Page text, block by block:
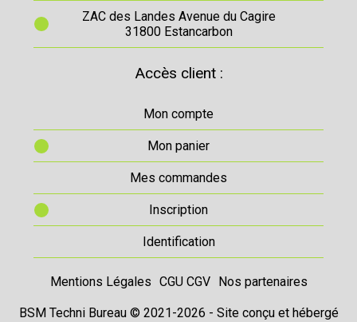
ZAC des Landes Avenue du Cagire
31800 Estancarbon
Accès client :
Mon compte
Mon panier
Mes commandes
Inscription
Identification
Mentions Légales CGU CGV Nos partenaires
BSM Techni Bureau © 2021-2026 - Site conçu et hébergé